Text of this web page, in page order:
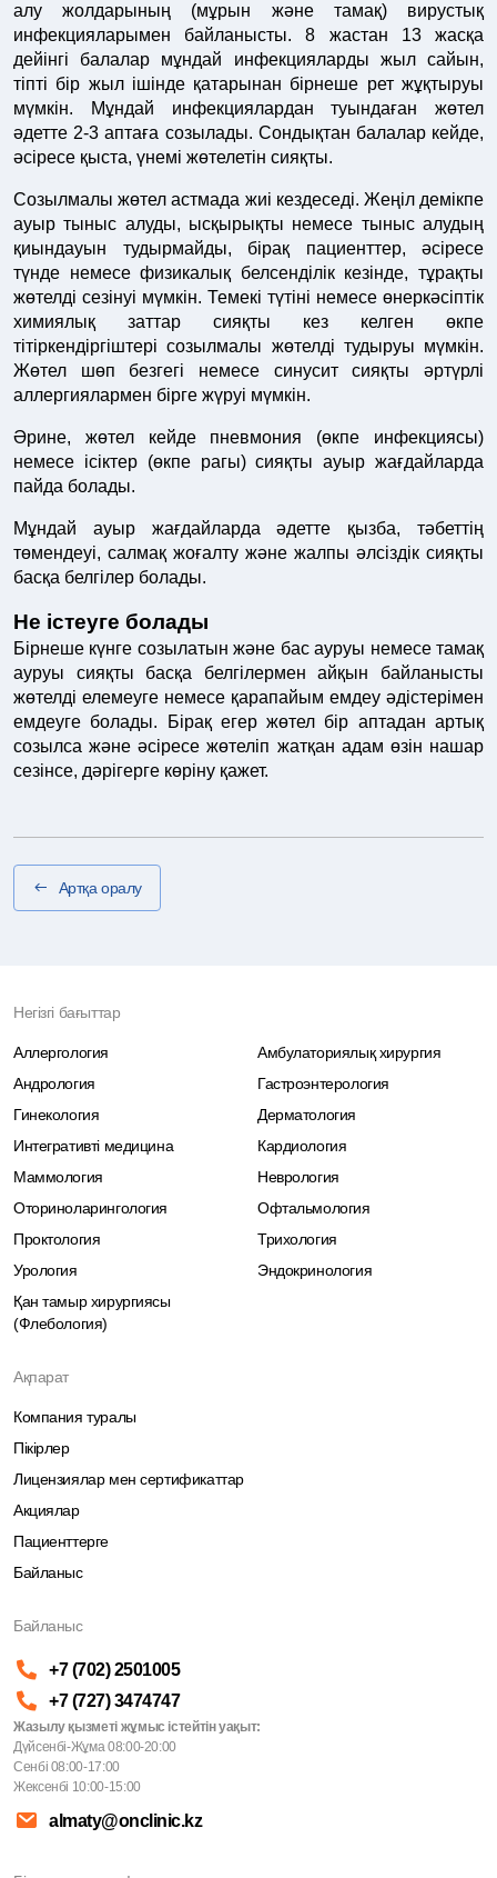
алу жолдарының (мұрын және тамақ) вирустық
инфекцияларымен байланысты. 8 жастан 13 жасқа
дейінгі балалар мұндай инфекцияларды жыл сайын,
тіпті бір жыл ішінде қатарынан бірнеше рет жұқтыруы
мүмкін. Мұндай инфекциялардан туындаған жөтел
әдетте 2-3 аптаға созылады. Сондықтан балалар кейде,
әсіресе қыста, үнемі жөтелетін сияқты.
Созылмалы жөтел астмада жиі кездеседі. Жеңіл демікпе
ауыр тыныс алуды, ысқырықты немесе тыныс алудың
қиындауын тудырмайды, бірақ пациенттер, әсіресе
түнде немесе физикалық белсенділік кезінде, тұрақты
жөтелді сезінуі мүмкін. Темекі түтіні немесе өнеркәсіптік
химиялық заттар сияқты кез келген өкпе
тітіркендіргіштері созылмалы жөтелді тудыруы мүмкін.
Жөтел шөп безгегі немесе синусит сияқты әртүрлі
аллергиялармен бірге жүруі мүмкін.
Әрине, жөтел кейде пневмония (өкпе инфекциясы)
немесе ісіктер (өкпе рагы) сияқты ауыр жағдайларда
пайда болады.
Мұндай ауыр жағдайларда әдетте қызба, тәбеттің
төмендеуі, салмақ жоғалту және жалпы әлсіздік сияқты
басқа белгілер болады.
Не істеуге болады
Бірнеше күнге созылатын және бас ауруы немесе тамақ
ауруы сияқты басқа белгілермен айқын байланысты
жөтелді елемеуге немесе қарапайым емдеу әдістерімен
емдеуге болады. Бірақ егер жөтел бір аптадан артық
созылса және әсіресе жөтеліп жатқан адам өзін нашар
сезінсе, дәрігерге көріну қажет.
Артқа оралу
Негізгі бағыттар
Аллергология
Амбулаториялық хирургия
Андрология
Гастроэнтерология
Гинекология
Дерматология
Интегративті медицина
Кардиология
Маммология
Неврология
Оториноларингология
Офтальмология
Проктология
Трихология
Урология
Эндокринология
Қан тамыр хирургиясы
(Флебология)
Ақпарат
Компания туралы
Пікірлер
Лицензиялар мен сертификаттар
Акциялар
Пациенттерге
Байланыс
Байланыс
+7 (702) 2501005
+7 (727) 3474747
Жазылу қызметі жұмыс істейтін уақыт:
Дүйсенбі-Жұма 08:00-20:00
Сенбі 08:00-17:00
Жексенбі 10:00-15:00
almaty@onclinic.kz